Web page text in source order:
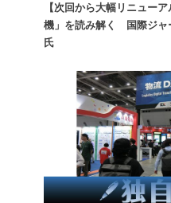
【次回から大幅リニュー
機」を読み解く 国際ジャ
氏